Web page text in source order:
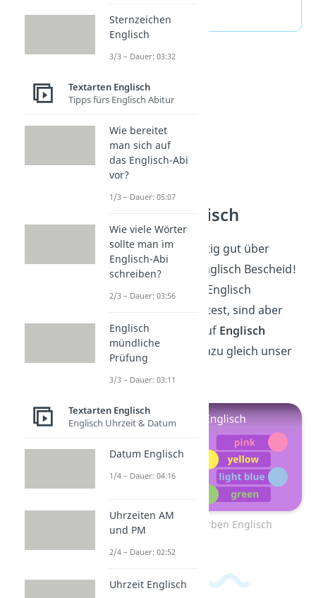
(ausklappen)
Farben Englisch
Jetzt weißt du richtig gut über
Schulfächer auf Englisch Bescheid!
Wenn du dich auf Englisch
unterhalten möchtest, sind aber
auch die
auf Englisch
wichtig. Sieh dir dazu gleich unser
Zum Video: Farben Englisch
Sternzeichen
Englisch
3/3 – Dauer: 03:32
Textarten Englisch
Tipps fürs Englisch Abitur
Wie bereitet
man sich auf
das Englisch-Abi
vor?
1/3 – Dauer: 05:07
Wie viele Wörter
sollte man im
Englisch-Abi
schreiben?
2/3 – Dauer: 03:56
Englisch
mündliche
Prüfung
3/3 – Dauer: 03:11
Textarten Englisch
Englisch Uhrzeit & Datum
Datum Englisch
1/4 – Dauer: 04:16
Uhrzeiten AM
und PM
2/4 – Dauer: 02:52
Uhrzeit Englisch